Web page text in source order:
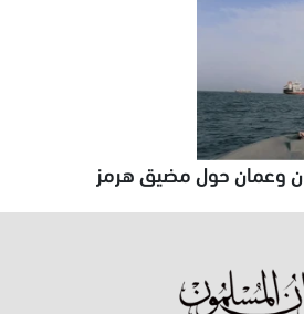
وعمان حول مضيق هرمز